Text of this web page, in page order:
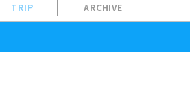
TRIP ARCHIVE